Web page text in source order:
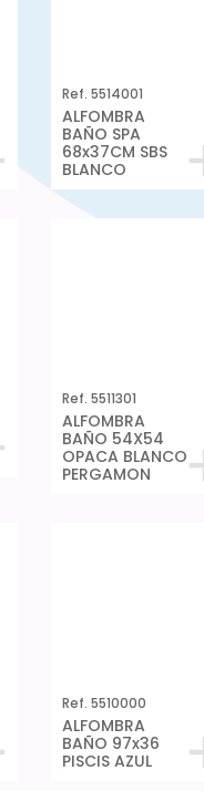
Ref. 5514001
ALFOMBRA
BAÑO SPA
68x37CM SBS
BLANCO
Ref. 5511301
ALFOMBRA
BAÑO 54X54
OPACA BLANCO
PERGAMON
Ref. 5510000
ALFOMBRA
BAÑO 97x36
PISCIS AZUL